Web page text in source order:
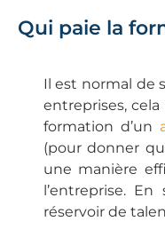
Qui paie la
Il est normal de
entreprises,
formation d’un
(pour donner
une manière
l’entreprise.
réservoir de